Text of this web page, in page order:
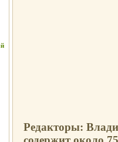
Редакторы: